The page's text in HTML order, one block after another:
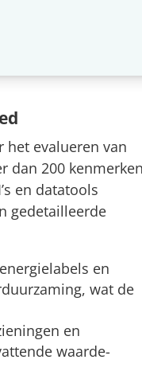
het evalueren van
dan 200
en datatools
gedetailleerde
en
wat de
en
waarde-